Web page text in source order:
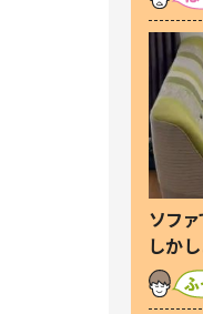
ソフ
しか
察し
す！」